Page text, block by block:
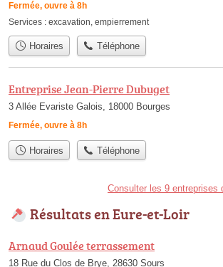
Fermée, ouvre à 8h
Services : excavation, empierrement
Horaires Téléphone
Entreprise Jean-Pierre Dubuget
3 Allée Evariste Galois, 18000 Bourges
Fermée, ouvre à 8h
Horaires Téléphone
Consulter les 9 entreprises
Résultats en Eure-et-Loir
Arnaud Goulée terrassement
18 Rue du Clos de Brye, 28630 Sours